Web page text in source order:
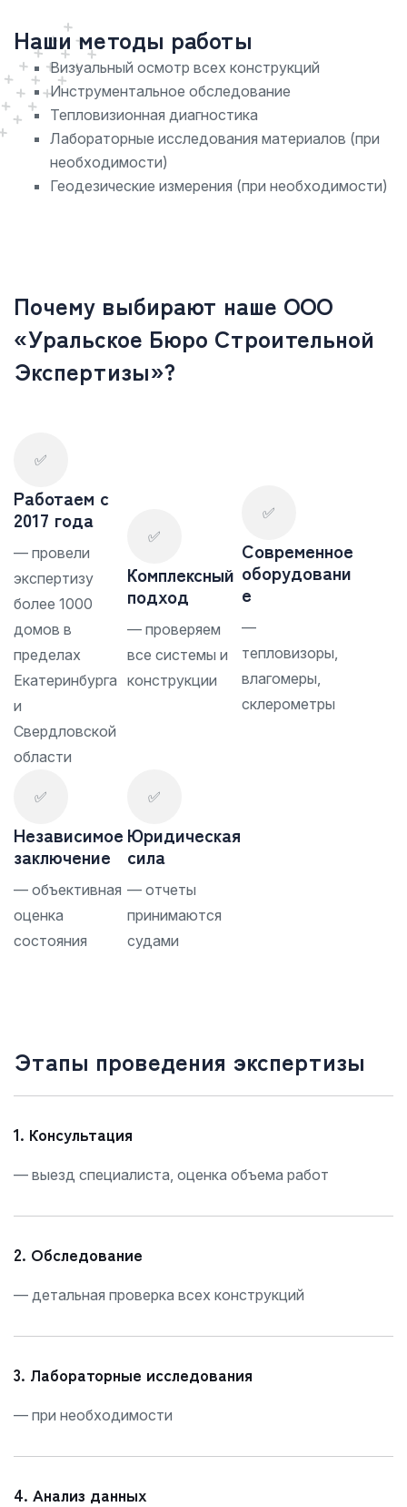
Наши методы работы
Визуальный осмотр всех конструкций
Инструментальное обследование
Тепловизионная диагностика
Лабораторные исследования материалов (при
необходимости)
Геодезические измерения (при необходимости)
Почему выбирают наше ООО
«Уральское Бюро Строительной
Экспертизы»?
✅
Работаем с
2017 года
— провели
экспертизу
более 1000
домов в
пределах
Екатеринбурга
и
Свердловской
области
✅
Комплексный
подход
— проверяем
все системы и
конструкции
✅
Современное
оборудовани
е
—
тепловизоры,
влагомеры,
склерометры
✅
Независимое
заключение
— объективная
оценка
состояния
✅
Юридическая
сила
— отчеты
принимаются
судами
Этапы проведения экспертизы
1. Консультация
— выезд специалиста, оценка объема работ
2. Обследование
— детальная проверка всех конструкций
3. Лабораторные исследования
— при необходимости
4. Анализ данных